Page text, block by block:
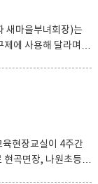
행할 수 있게 돼 지
있다. 경주시
새마을부녀회장)는
제에 사용해 달라며,
내가 책임진다는
회에서는 사랑의 김
달하고, 또사랑
현장교실이 4주간
현곡면장, 나원초등학